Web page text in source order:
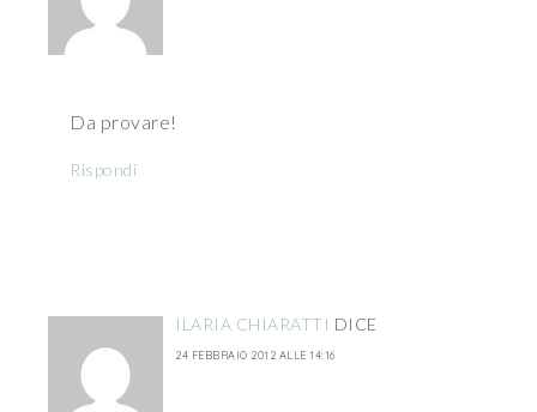
Da provare!
Rispondi
ILARIA CHIARATTI DICE
24 FEBBRAIO 2012 ALLE 14:16